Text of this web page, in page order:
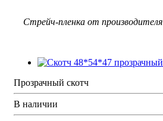
Стрейч-пленка от производителя
Прозрачный скотч
В наличии